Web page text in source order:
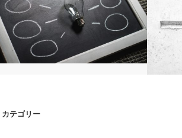
不安に役立つ習いごと【HSC・ASD】
カテゴリー